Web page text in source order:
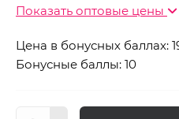
Показать оптовые цены
Цена в бонусных баллах:
Бонусные баллы: 10